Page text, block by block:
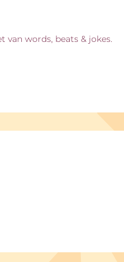
words, beats & jokes.